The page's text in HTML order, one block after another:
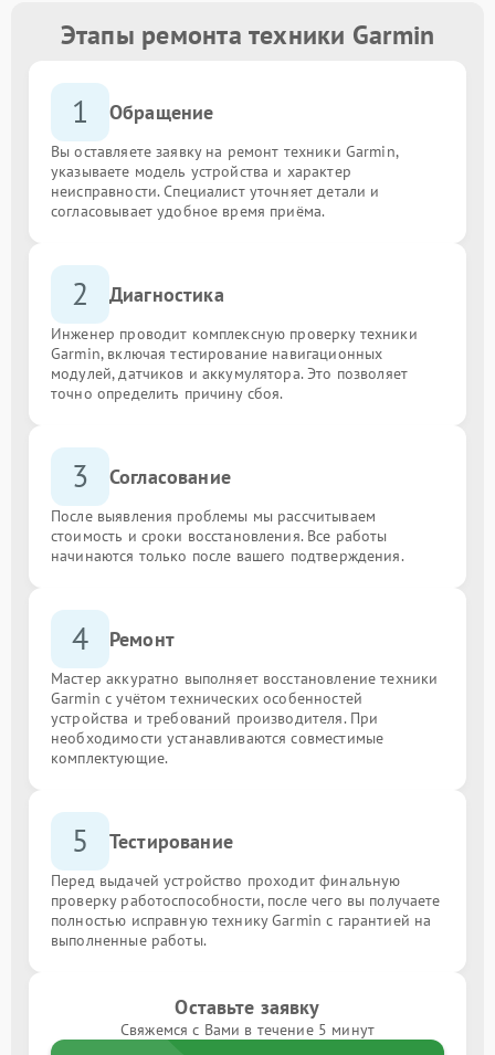
Этапы ремонта техники Garmin
1 Обращение
Вы оставляете заявку на ремонт техники Garmin,
указываете модель устройства и характер
неисправности. Специалист уточняет детали и
согласовывает удобное время приёма.
2 Диагностика
Инженер проводит комплексную проверку техники
Garmin, включая тестирование навигационных
модулей, датчиков и аккумулятора. Это позволяет
точно определить причину сбоя.
3 Согласование
После выявления проблемы мы рассчитываем
стоимость и сроки восстановления. Все работы
начинаются только после вашего подтверждения.
4 Ремонт
Мастер аккуратно выполняет восстановление техники
Garmin с учётом технических особенностей
устройства и требований производителя. При
необходимости устанавливаются совместимые
комплектующие.
5 Тестирование
Перед выдачей устройство проходит финальную
проверку работоспособности, после чего вы получаете
полностью исправную технику Garmin с гарантией на
выполненные работы.
Оставьте заявку
Свяжемся с Вами в течение 5 минут